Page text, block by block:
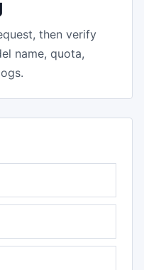
then verify
name, quota,